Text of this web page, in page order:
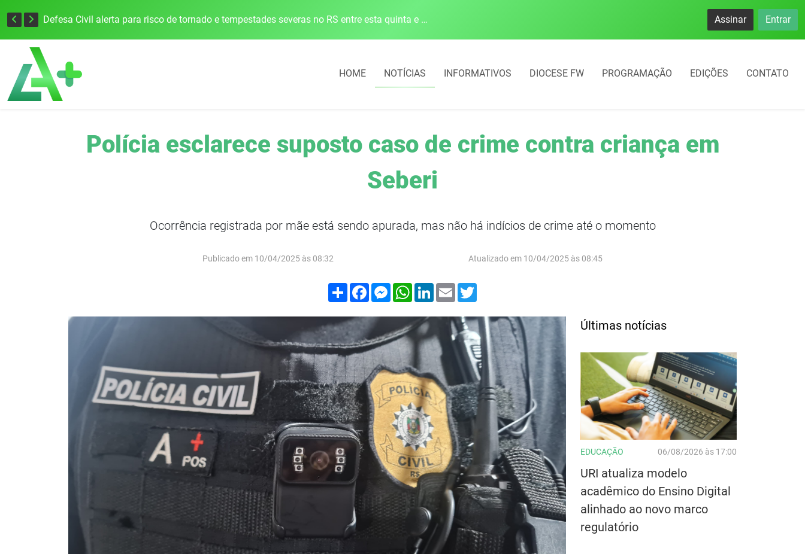
Defesa Civil alerta para risco de tornado e tempestades severas no RS entre esta quinta e sexta-feira Assinar Entrar
HOME NOTÍCIAS INFORMATIVOS DIOCESE FW PROGRAMAÇÃO EDIÇÕES CONTATO
Polícia esclarece suposto caso de crime contra criança em
Seberi
Ocorrência registrada por mãe está sendo apurada, mas não há indícios de crime até o momento
Publicado em 10/04/2025 às 08:32 Atualizado em 10/04/2025 às 08:45
Compartilhar
FacebookMessenger
WhatsApp
LinkedIn
Email
Últimas notícias
EDUCAÇÃO 06/08/2026 às 17:00
URI atualiza modelo
acadêmico do Ensino Digital
alinhado ao novo marco
regulatório